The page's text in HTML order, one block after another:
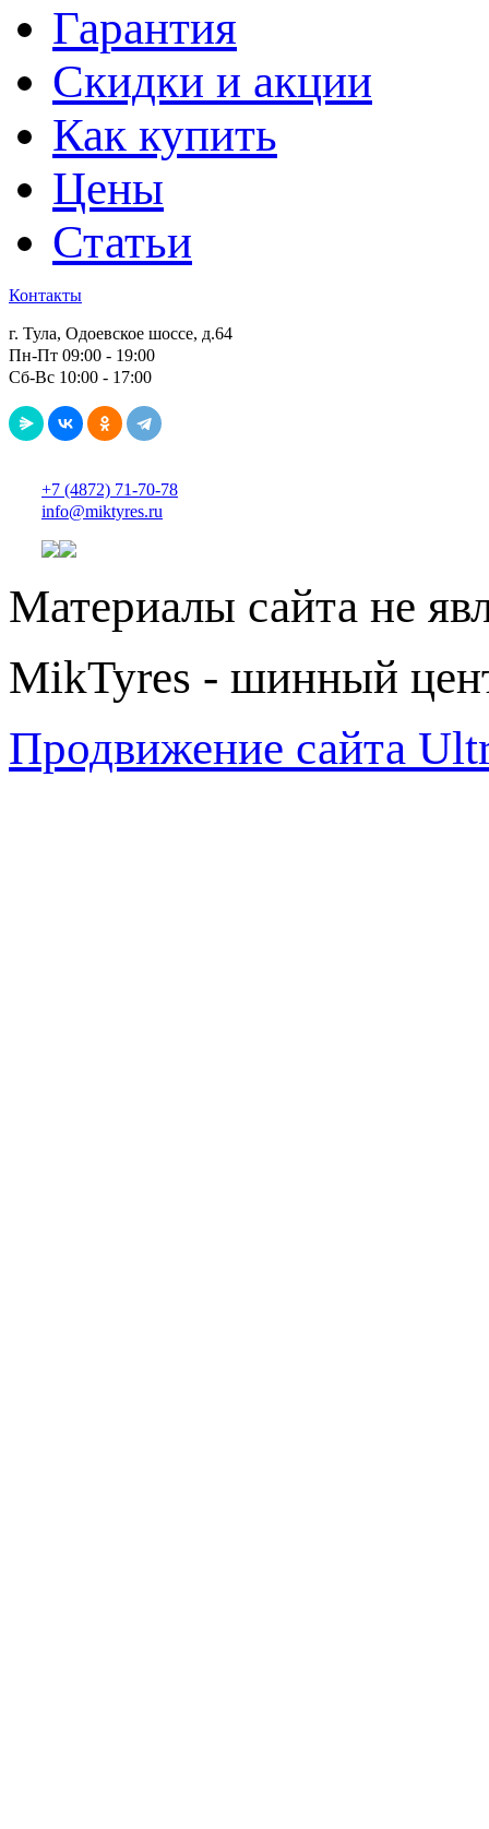
Гарантия
Скидки и акции
Как купить
Цены
Статьи
Контакты
г. Тула, Одоевское шоссе, д.64
Пн-Пт 09:00 - 19:00
Сб-Вс 10:00 - 17:00
+7 (4872) 71-70-78
info@miktyres.ru
Материалы сайта не
MikTyres - шинный
Продвижение сайта